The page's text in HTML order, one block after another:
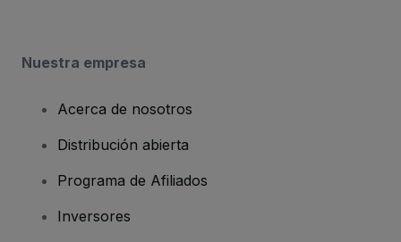
Nuestra empresa
Acerca de nosotros
Distribución abierta
Programa de Afiliados
Inversores